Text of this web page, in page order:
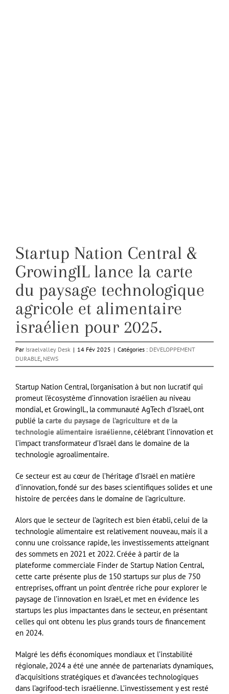
Startup Nation Central &
GrowingIL lance la carte
du paysage technologique
agricole et alimentaire
israélien pour 2025.
Par Israelvalley Desk | 14 Fév 2025 | Catégories : DEVELOPPEMENT
DURABLE, NEWS
Startup Nation Central, l’organisation à but non lucratif qui
promeut l’écosystème d’innovation israélien au niveau
mondial, et GrowingIL, la communauté AgTech d’Israël, ont
publié la carte du paysage de l’agriculture et de la
technologie alimentaire israélienne, célébrant l’innovation et
l’impact transformateur d’Israël dans le domaine de la
technologie agroalimentaire.
Ce secteur est au cœur de l’héritage d’Israël en matière
d’innovation, fondé sur des bases scientifiques solides et une
histoire de percées dans le domaine de l’agriculture.
Alors que le secteur de l’agritech est bien établi, celui de la
technologie alimentaire est relativement nouveau, mais il a
connu une croissance rapide, les investissements atteignant
des sommets en 2021 et 2022. Créée à partir de la
plateforme commerciale Finder de Startup Nation Central,
cette carte présente plus de 150 startups sur plus de 750
entreprises, offrant un point d’entrée riche pour explorer le
paysage de l’innovation en Israël, et met en évidence les
startups les plus impactantes dans le secteur, en présentant
celles qui ont obtenu les plus grands tours de financement
en 2024.
Malgré les défis économiques mondiaux et l’instabilité
régionale, 2024 a été une année de partenariats dynamiques,
d’acquisitions stratégiques et d’avancées technologiques
dans l’agrifood-tech israélienne. L’investissement y est resté